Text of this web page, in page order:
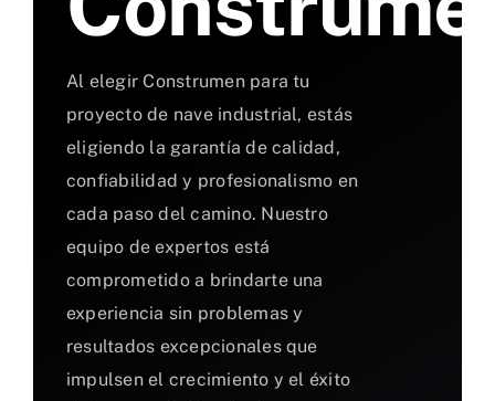
Al elegir Construmen para tu
proyecto de nave industrial, estás
eligiendo la garantía de calidad,
confiabilidad y profesionalismo en
cada paso del camino. Nuestro
equipo de expertos está
comprometido a brindarte una
experiencia sin problemas y
resultados excepcionales que
impulsen el crecimiento y el éxito